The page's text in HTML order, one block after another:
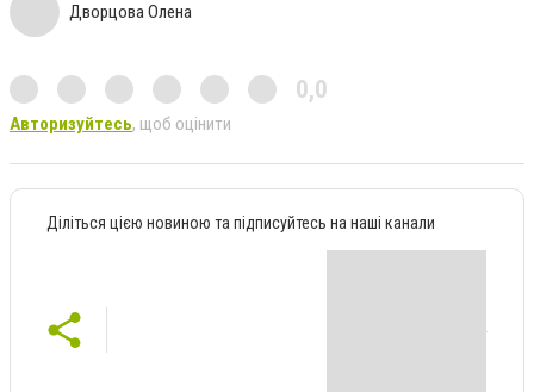
Дворцова Олена
0,0
Авторизуйтесь, щоб оцінити
Діліться цією новиною та підписуйтесь на наші канали